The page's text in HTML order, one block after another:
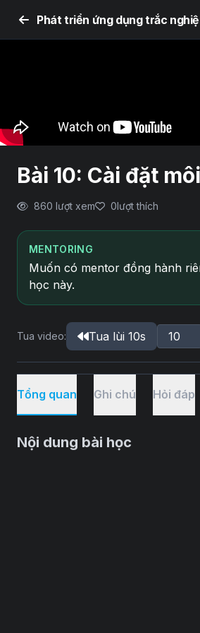
Bài 10: Cài đặt
860 lượt xem 0lượt thích
MENTORING
Muốn có mentor đồng hành
học này.
Tua video: Tua lùi 10s
Tổng quan Ghi chú Hỏi đáp
Nội dung bài học